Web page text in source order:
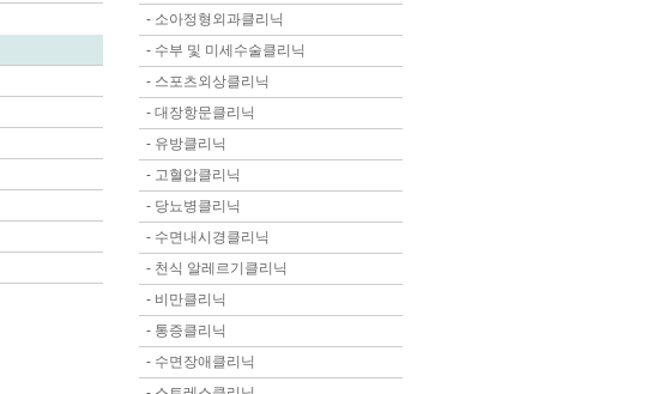
- 소아정형외과클리닉
- 수부 및 미세수술클리닉
- 스포츠외상클리닉
- 대장항문클리닉
- 유방클리닉
- 고혈압클리닉
- 당뇨병클리닉
- 수면내시경클리닉
- 천식 알레르기클리닉
- 비만클리닉
- 통증클리닉
- 수면장애클리닉